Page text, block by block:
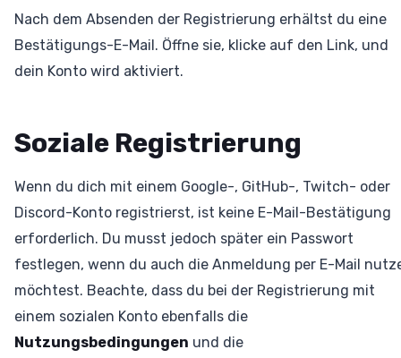
Nach dem Absenden der Registrierung erhältst du eine
Bestätigungs-E-Mail. Öffne sie, klicke auf den Link, und
dein Konto wird aktiviert.
Soziale Registrierung
Wenn du dich mit einem Google-, GitHub-, Twitch- oder
Discord-Konto registrierst, ist keine E-Mail-Bestätigung
erforderlich. Du musst jedoch später ein Passwort
festlegen, wenn du auch die Anmeldung per E-Mail
möchtest. Beachte, dass du bei der Registrierung mit
einem sozialen Konto ebenfalls die
Nutzungsbedingungen und die